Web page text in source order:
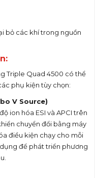
bỏ các khí trong nguồn
:
Triple Quad 4500 có thể
phụ kiện tùy chọn:
V Source)
ion hóa ESI và APCI trên
chuyển đổi bằng máy
điều kiện chạy cho mỗi
để phát triển phương